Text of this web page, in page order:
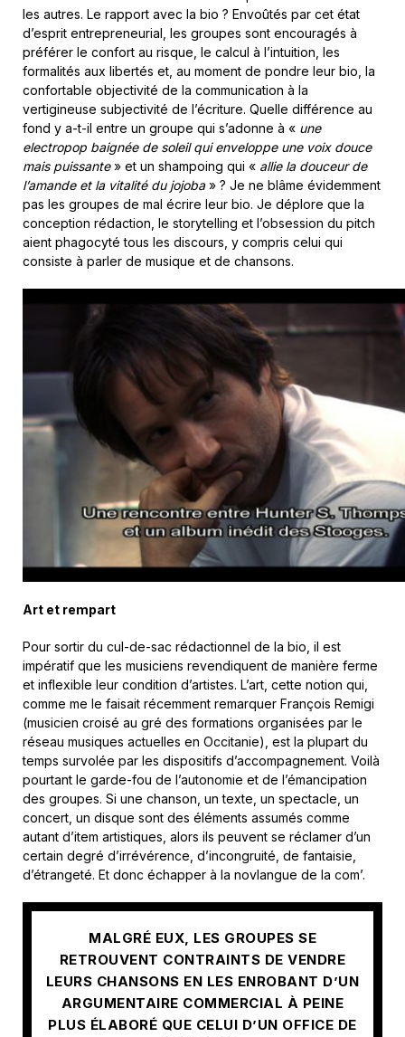
les autres. Le rapport avec la bio ? Envoûtés par cet état
d’esprit entrepreneurial, les groupes sont encouragés à
préférer le confort au risque, le calcul à l’intuition, les
formalités aux libertés et, au moment de pondre leur bio, la
confortable objectivité de la communication à la
vertigineuse subjectivité de l’écriture. Quelle différence au
fond y a-t-il entre un groupe qui s’adonne à « une
electropop baignée de soleil qui enveloppe une voix douce
mais puissante» et un shampoing qui « allie la douceur de
l’amande et la vitalité du jojoba» ? Je ne blâme évidemment
pas les groupes de mal écrire leur bio. Je déplore que la
conception rédaction, le storytelling et l’obsession du pitch
aient phagocyté tous les discours, y compris celui qui
consiste à parler de musique et de chansons.
Art et rempart
Pour sortir du cul-de-sac rédactionnel de la bio, il est
impératif que les musiciens revendiquent de manière ferme
et inflexible leur condition d’artistes. L’art, cette notion qui,
comme me le faisait récemment remarquer François Remigi
(musicien croisé au gré des formations organisées par le
réseau musiques actuelles en Occitanie), est la plupart du
temps survolée par les dispositifs d’accompagnement. Voilà
pourtant le garde-fou de l’autonomie et de l’émancipation
des groupes. Si une chanson, un texte, un spectacle, un
concert, un disque sont des éléments assumés comme
autant d’item artistiques, alors ils peuvent se réclamer d’un
certain degré d’irrévérence, d’incongruité, de fantaisie,
d’étrangeté. Et donc échapper à la novlangue de la com’.
MALGRÉ EUX, LES GROUPES SE
RETROUVENT CONTRAINTS DE VENDRE
LEURS CHANSONS EN LES ENROBANT D’UN
ARGUMENTAIRE COMMERCIAL À PEINE
PLUS ÉLABORÉ QUE CELUI D’UN OFFICE DE